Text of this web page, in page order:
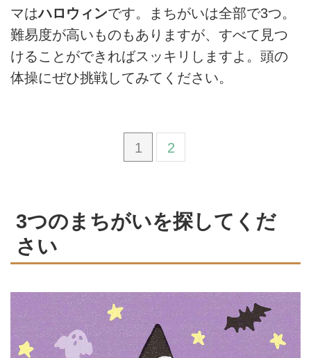
マはハロウィンです。まちがいは全部で3つ。
難易度が高いものもありますが、すべて見つ
けることができればスッキリしますよ。頭の
体操にぜひ挑戦してみてください。
1 2
3つのまちがいを探してくだ
さい